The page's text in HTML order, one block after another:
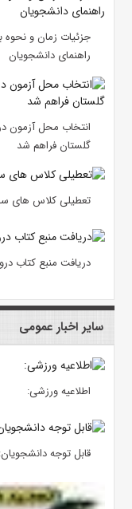
جزئیات زمان و نحوه
راهنمای دانشجویان
گلستان فراهم شد
تعطیلی کلاس های ساعت ۱۴ به بعد امروز
دریافت منبع کتاب
سایر اخبار عمومی
اطلاعیه ورزشی:
قابل توجه دانشجویان: